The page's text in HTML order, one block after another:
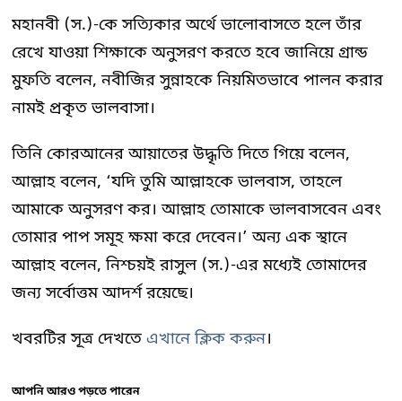
মহানবী (স.)-কে সত্যিকার অর্থে ভালোবাসতে হলে তাঁর
রেখে যাওয়া শিক্ষাকে অনুসরণ করতে হবে জানিয়ে গ্রান্ড
মুফতি বলেন, নবীজির সুন্নাহকে নিয়মিতভাবে পালন করার
নামই প্রকৃত ভালবাসা।
তিনি কোরআনের আয়াতের উদ্ধৃতি দিতে গিয়ে বলেন,
আল্লাহ বলেন, ‘যদি তুমি আল্লাহকে ভালবাস, তাহলে
আমাকে অনুসরণ কর। আল্লাহ তোমাকে ভালবাসবেন এবং
তোমার পাপ সমূহ ক্ষমা করে দেবেন।’ অন্য এক স্থানে
আল্লাহ বলেন, নিশ্চয়ই রাসুল (স.)-এর মধ্যেই তোমাদের
জন্য সর্বোত্তম আদর্শ রয়েছে।
খবরটির সূত্র দেখতে এখানে ক্লিক করুন।
আপনি আরও পড়তে পারেন